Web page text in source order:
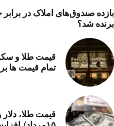
بازده صندوق‌های املاک در
برنده شد؟
تمام قیمت ها
قیمت طلا،